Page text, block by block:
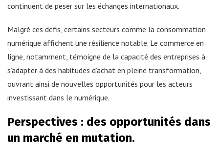
continuent de peser sur les échanges internationaux.
Malgré ces défis, certains secteurs comme la consommation
numérique affichent une résilience notable. Le commerce en
ligne, notamment, témoigne de la capacité des entreprises à
s’adapter à des habitudes d’achat en pleine transformation,
ouvrant ainsi de nouvelles opportunités pour les acteurs
investissant dans le numérique.
Perspectives : des opportunités dans
un marché en mutation.